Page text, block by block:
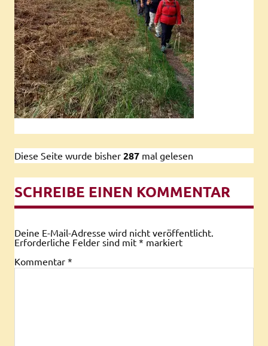
Diese Seite wurde bisher 287 mal gelesen
SCHREIBE EINEN KOMMENTAR
Deine E-Mail-Adresse wird nicht veröffentlicht.
Erforderliche Felder sind mit * markiert
Kommentar *